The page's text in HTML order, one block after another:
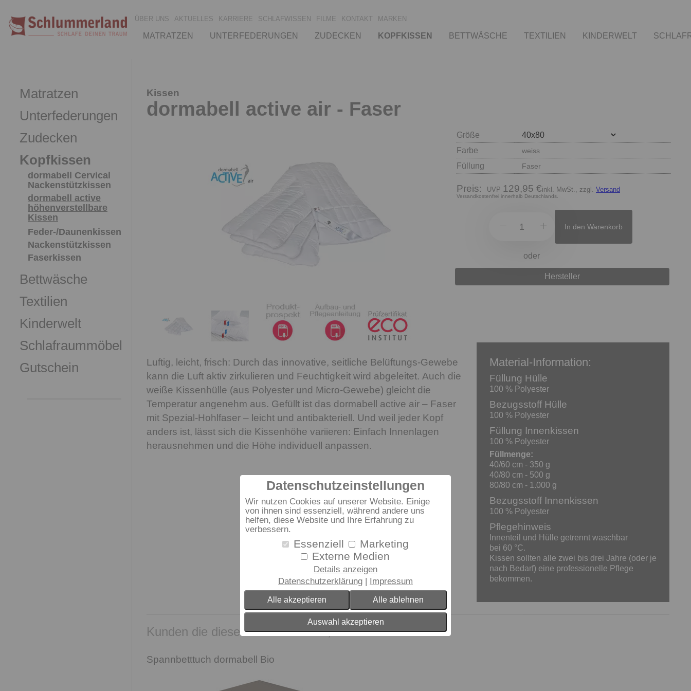
Datenschutzeinstellungen
Wir nutzen Cookies auf unserer Website. Einige
von ihnen sind essenziell, während andere uns
helfen, diese Website und Ihre Erfahrung zu
verbessern.
Essenziell
Marketing
Externe Medien
Details anzeigen
Datenschutzerklärung
Impressum
Alle akzeptieren Alle ablehnen
Auswahl akzeptieren
ÜBER UNS AKTUELLES KARRIERE SCHLAFWISSEN FILME KONTAKT MARKEN
MATRATZEN UNTERFEDERUNGEN ZUDECKEN KOPFKISSEN BETTWÄSCHE TEXTILIEN KINDERWELT
Matratzen
Unterfederungen
Zudecken
Kopfkissen
dormabell Cervical
Nackenstützkissen
dormabell active
höhenverstellbare
Kissen
Feder-/Daunenkissen
Nackenstützkissen
Faserkissen
Bettwäsche
Textilien
Kinderwelt
Schlafraummöbel
Gutschein
Kissen
dormabell active air - Faser
Größe
Farbe
weiss
Füllung Faser
Preis: 129,95 €inkl. MwSt., zzgl. Versand
Versandkostenfrei innerhalb Deutschlands.
In den Warenkorb
oder
Hersteller
Luftig, leicht, frisch: Durch das innovative, seitliche Belüftungs-Gewebe
kann die Luft aktiv zirkulieren und Feuchtigkeit wird abgeleitet. Auch die
weiße Kissenhülle (aus Polyester und Micro-Gewebe) gleicht die
Temperatur angenehm aus. Gefüllt ist das dormabell active air – Faser
mit Spezial-Hohlfaser – leicht und antibakteriell. Und weil jeder Kopf
anders ist, lässt sich die Kissenhöhe variieren: Einfach Innenlagen
herausnehmen und die Höhe individuell anpassen.
Material-Information:
Füllung Hülle
100 % Polyester
Bezugsstoff Hülle
100 % Polyester
Füllung Innenkissen
100 % Polyester
Füllmenge:
40/60 cm - 350 g
40/80 cm - 500 g
80/80 cm - 1.000 g
Bezugsstoff Innenkissen
100 % Polyester
Pflegehinweis
Innenteil und Hülle getrennt waschbar
bei 60 °C.
Kissen sollten alle zwei bis drei Jahre (oder je
nach Bedarf) eine professionelle Pflege
bekommen.
Kunden die diesen Artikel kauften, kauften auch:
Spannbetttuch dormabell Bio